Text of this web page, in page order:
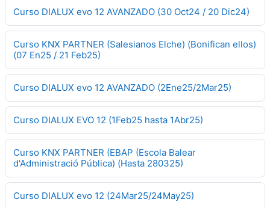
Curso DIALUX evo 12 AVANZADO (30 Oct24 / 20 Dic24)
Curso KNX PARTNER (Salesianos Elche) (Bonifican ellos)
(07 En25 / 21 Feb25)
Curso DIALUX evo 12 AVANZADO (2Ene25/2Mar25)
Curso DIALUX EVO 12 (1Feb25 hasta 1Abr25)
Curso KNX PARTNER (EBAP (Escola Balear
d'Administració Pública) (Hasta 280325)
Curso DIALUX evo 12 (24Mar25/24May25)